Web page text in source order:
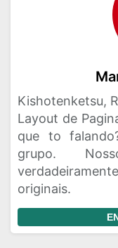
Kishotenketsu,
Layout de
que to
grupo.
originais.